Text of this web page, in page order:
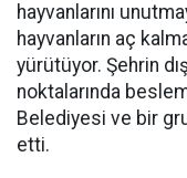
hayvanlarını
hayvanların aç
yürütüyor. Şehrin
noktalarında
Belediyesi ve bir
etti.